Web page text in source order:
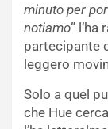
minuto per
notiamo”
partecipante
leggero
Solo a quel
che Hue